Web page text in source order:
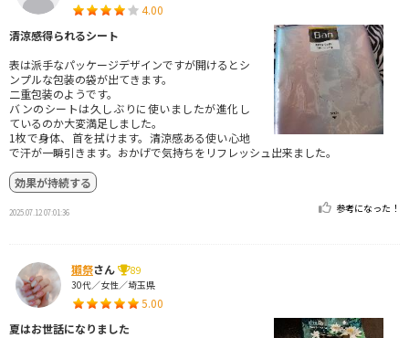
4.00
清涼感得られるシート
表は派手なパッケージデザインですが開けるとシ
ンプルな包装の袋が出てきます。
二重包装のようです。
バンのシートは久しぶりに使いましたが進化し
ているのか大変満足しました。
1枚で身体、首を拭けます。清涼感ある使い心地
で汗が一瞬引きます。おかげで気持ちをリフレッシュ出来ました。
効果が持続する
2025.07.12 07:01:36 参考になった！
獺祭さん
89
30代／女性／埼玉県
5.00
夏はお世話になりました